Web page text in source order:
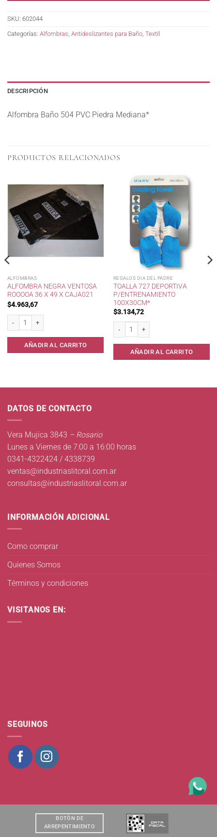
SKU: 602044
Categorías: Alfombras, Antideslizantes para Baño, Textil
DESCRIPCIÓN
Alfombra Baño 504 PVC Piedra Mediana*
PRODUCTOS RELACIONADOS
ALFOMBRAS
ALFOMBRA NEGRA VENTOSA
ROOOOA 36 X 49 X CAJA021
$4.963,67
Alfombra negra ventosa Rooooa 36 x 49 x caja021 cantidad
AÑADIR AL CARRITO
REGALOS DIA DEL PADRE
TOALLA 727 DEPORTIVA
P/ENTRENAMIENTO
100X30CM*
$3.134,72
Toalla 727 Deportiva p/Entrenamiento
AÑADIR AL CARRITO
DATOS DE CONTACTO
Vera Mujica 3843 – Rosario
Lunes a Viernes de 7:00 a 16:00 horas
0341-4322424 / 4338739
ventas@industriaslitoral.com.ar
consultas@industriaslitoral.com.ar
INFORMACIÓN ADICIONAL
Como comprar
Quienes Somos
Términos y condiciones
VISITANOS EN:
SEGUINOS
BOTÒN DE
ARREPENTIMIENTO